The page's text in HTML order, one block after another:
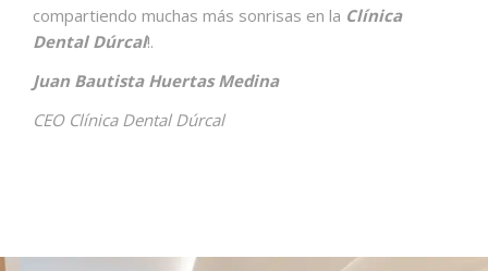
compartiendo muchas más sonrisas en la Clínica
Dental Dúrcal!.
Juan Bautista Huertas Medina
CEO Clínica Dental Dúrcal